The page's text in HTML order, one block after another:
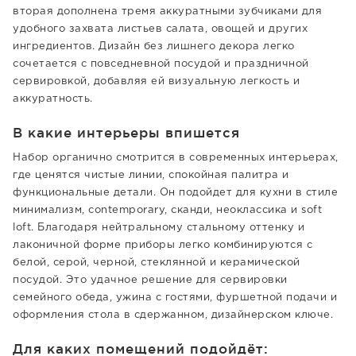
вторая дополнена тремя аккуратными зубчиками для
удобного захвата листьев салата, овощей и других
ингредиентов. Дизайн без лишнего декора легко
сочетается с повседневной посудой и праздничной
сервировкой, добавляя ей визуальную легкость и
аккуратность.
В какие интерьеры впишется
Набор органично смотрится в современных интерьерах,
где ценятся чистые линии, спокойная палитра и
функциональные детали. Он подойдет для кухни в стиле
минимализм, contemporary, сканди, неоклассика и soft
loft. Благодаря нейтральному стальному оттенку и
лаконичной форме приборы легко комбинируются с
белой, серой, черной, стеклянной и керамической
посудой. Это удачное решение для сервировки
семейного обеда, ужина с гостями, фуршетной подачи и
оформления стола в сдержанном, дизайнерском ключе.
Для каких помещений подойдёт: